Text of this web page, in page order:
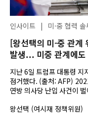
인사이트 | 미·중 협력 솔
[왕선택의 미-중 관계
발생... 미중 관계에
미중관계 위클리
지난 6일 트럼프 대통령 지
점거했다. (출처: AFP) 2021년 1월 6일, 미국의 수도 워싱턴에서 미
연방 의사당 난입 사건이
왕선택 (여시재 정책위원)